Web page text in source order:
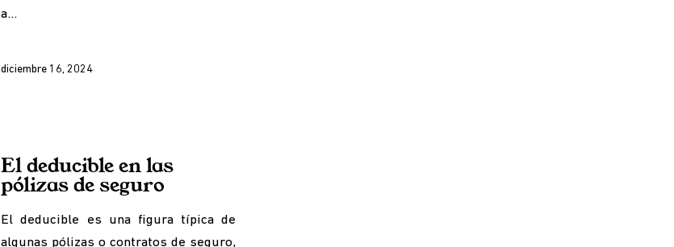
a…
diciembre 16, 2024
El deducible en las
pólizas de seguro
El deducible es una figura típica de
algunas pólizas o contratos de seguro,